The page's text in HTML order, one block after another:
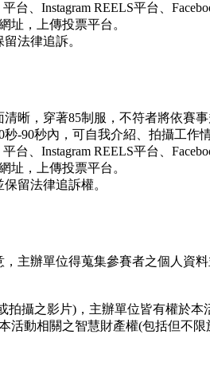
台、Instagram REELS平台、
址，上傳投票平台。
法律追訴。
晰，穿著85制服，不符者將依賽事
-90秒內，可自我介紹、拍攝工作
台、Instagram REELS平台、
址，上傳投票平台。
留法律追訴權。
主辦單位得蒐集參賽者之個人資
攝之影片)，主辦單位皆有權於
活動相關之智慧財產權(包括但不